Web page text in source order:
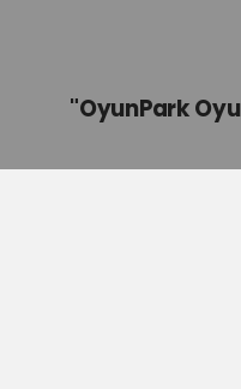
"OyunPark